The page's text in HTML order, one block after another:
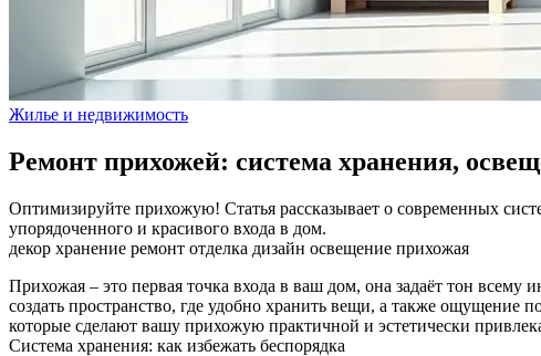
Жилье и недвижимость
Ремонт прихожей: система хранения,
Оптимизируйте прихожую! Статья рассказывает о современных
упорядоченного и красивого входа в дом.
декор хранение ремонт отделка дизайн освещение прихожая
Прихожая – это первая точка входа в ваш дом, она задаёт тон
создать пространство, где удобно хранить вещи, а также
которые сделают вашу прихожую практичной и эстетически
Система хранения: как избежать беспорядка